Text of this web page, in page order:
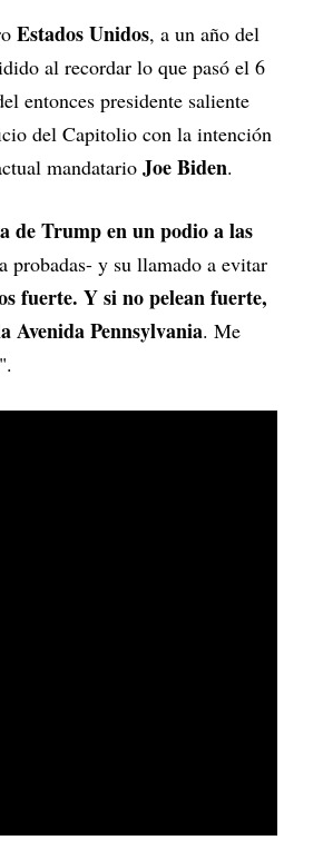
Estados Unidos, a un año del
al recordar lo que pasó el 6
entonces presidente saliente
del Capitolio con la intención
mandatario Joe Biden.
de Trump en un podio a las
probadas- y su llamado a evitar
fuerte. Y si no pelean fuerte,
Avenida Pennsylvania. Me